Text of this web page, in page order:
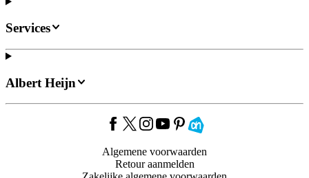
Services
Albert Heijn
Algemene voorwaarden
Retour aanmelden